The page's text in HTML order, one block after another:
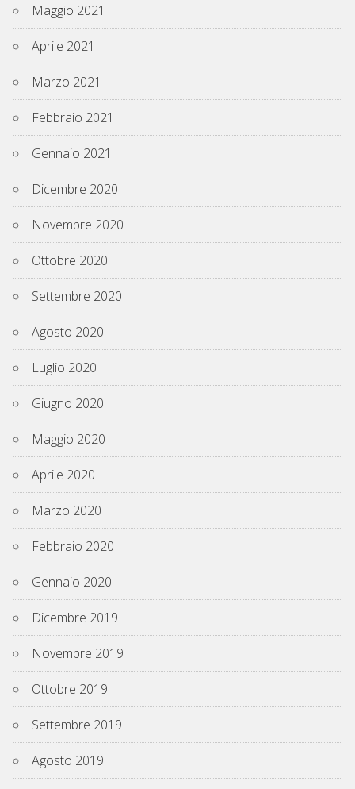
Maggio 2021
Aprile 2021
Marzo 2021
Febbraio 2021
Gennaio 2021
Dicembre 2020
Novembre 2020
Ottobre 2020
Settembre 2020
Agosto 2020
Luglio 2020
Giugno 2020
Maggio 2020
Aprile 2020
Marzo 2020
Febbraio 2020
Gennaio 2020
Dicembre 2019
Novembre 2019
Ottobre 2019
Settembre 2019
Agosto 2019